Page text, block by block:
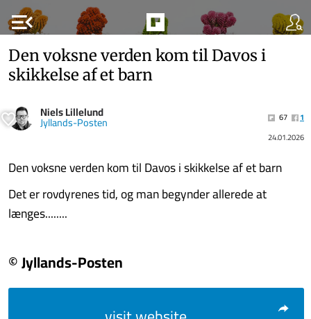
menu_open
Den voksne verden kom til Davos i
skikkelse af et barn
Niels Lillelund
Jyllands-Posten 67
1
24.01.2026
Den voksne verden kom til Davos i skikkelse af et barn
Det er rovdyrenes tid, og man begynder allerede at
længes........
© Jyllands-Posten